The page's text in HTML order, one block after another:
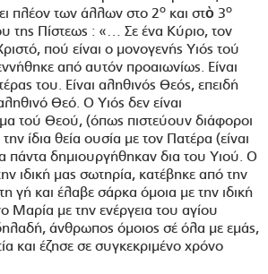
πλέον των άλλων στο 2ο και στὸ 3ο
της Πίστεως : «… Σε ένα Κύριο, τον
πού είναι ο μονογενής Υιός τού
από αυτόν προαιωνίως. Είναι
του. Είναι αληθινός Θεός, επειδή
Θεό. Ο Υιός δεν είναι
τού Θεού, (όπως πιστεύουν διάφοροι
την ίδια θεία ουσία με τον Πατέρα (είναι
πάντα δημιουργήθηκαν δια του Υιού. Ο
ιδική μας σωτηρία, κατέβηκε από την
γή και έλαβε σάρκα όμοια με την ιδική
Μαρία με την ενέργεια του αγίου
άνθρωπος όμοιος σέ όλα με εμάς,
και έζησε σε συγκεκριμένο χρόνο